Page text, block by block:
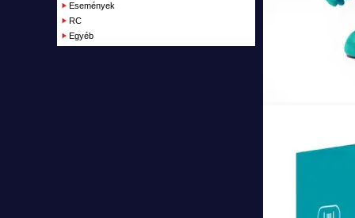
Események
RC
Egyéb